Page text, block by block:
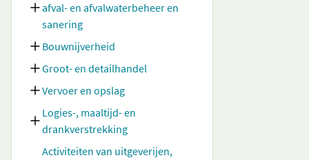
afval- en afvalwaterbeheer en
sanering
Bouwnijverheid
Groot- en detailhandel
Vervoer en opslag
Logies-, maaltijd- en
drankverstrekking
Activiteiten van uitgeverijen,